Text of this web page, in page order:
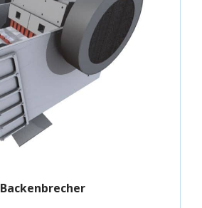
Backenbrecher